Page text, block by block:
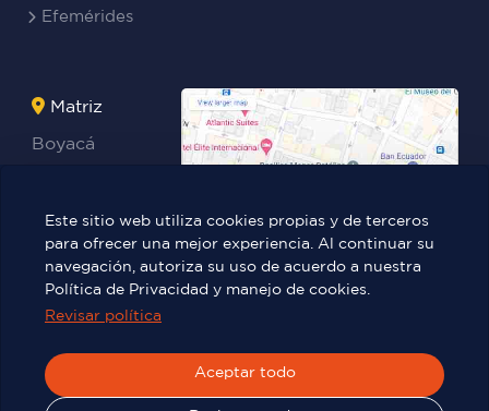
Efemérides
Matriz
Boyacá
Teresa
Benites Ayala
Este sitio web utiliza cookies propias y de terceros
para ofrecer una mejor experiencia. Al continuar su
navegación, autoriza su uso de acuerdo a nuestra
Política de Privacidad y manejo de cookies.
Revisar política
Aceptar todo